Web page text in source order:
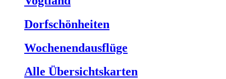
Dorfschönheiten
Wochenendausflüge
Alle Übersichtskarten